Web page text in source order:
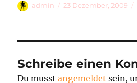
Autor
admin
Veröffentlicht
23 Dezember, 2009
Schreibe einen
Du musstangemeldet sein,